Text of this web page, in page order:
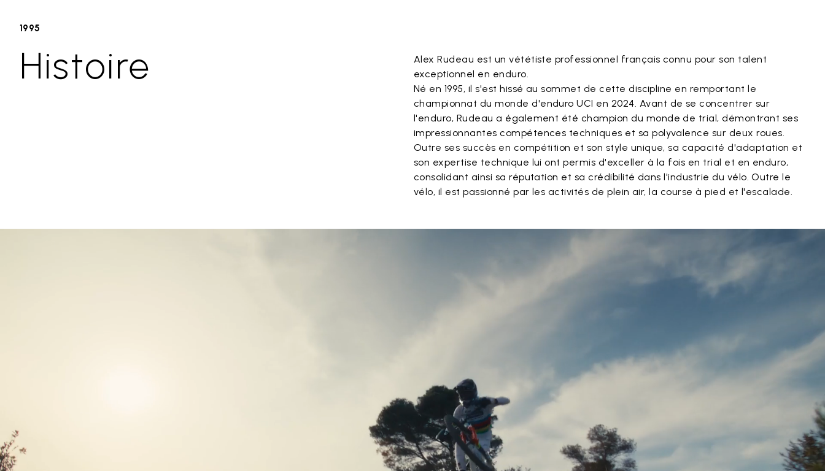
1995
Histoire
Alex Rudeau est un vététiste professionnel français connu pour son talent
exceptionnel en enduro.
Né en 1995, il s'est hissé au sommet de cette discipline en remportant le
championnat du monde d'enduro UCI en 2024. Avant de se concentrer sur
l'enduro, Rudeau a également été champion du monde de trial, démontrant ses
impressionnantes compétences techniques et sa polyvalence sur deux roues.
Outre ses succès en compétition et son style unique, sa capacité d'adaptation et
son expertise technique lui ont permis d'exceller à la fois en trial et en enduro,
consolidant ainsi sa réputation et sa crédibilité dans l'industrie du vélo. Outre le
vélo, il est passionné par les activités de plein air, la course à pied et l'escalade.